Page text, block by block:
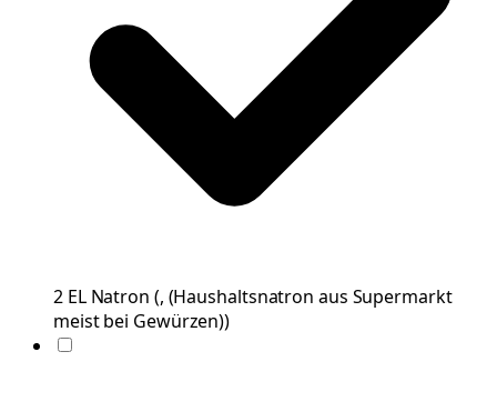
2 EL Natron (, (Haushaltsnatron aus Supermarkt
meist bei Gewürzen))